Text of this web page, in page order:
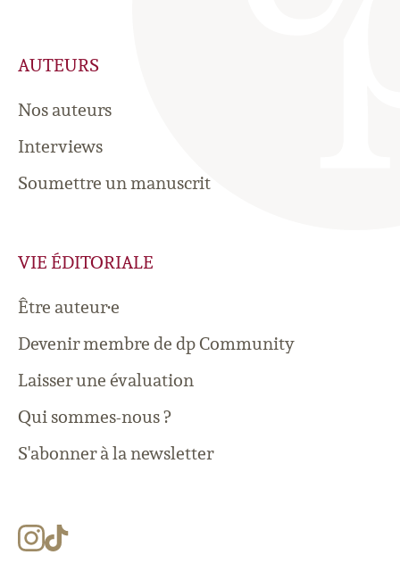
AUTEURS
Nos auteurs
Interviews
Soumettre un manuscrit
VIE ÉDITORIALE
Être auteur·e
Devenir membre de dp Community
Laisser une évaluation
Qui sommes-nous ?
S'abonner à la newsletter